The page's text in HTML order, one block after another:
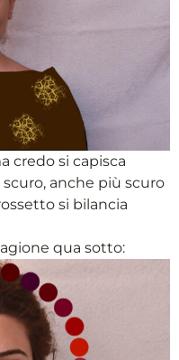
credo si capisca
anche più scuro
si bilancia
qua sotto: